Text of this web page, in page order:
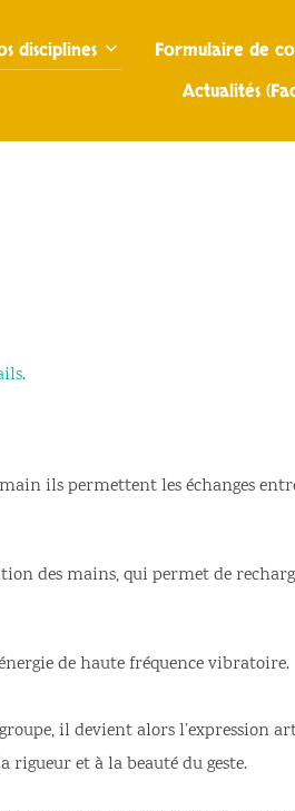
disciplines
Formulaire de
Actualités
.
ils permettent les échanges
des mains, qui permet de
de haute fréquence vibratoire.
il devient alors l’expression
et à la beauté du geste.